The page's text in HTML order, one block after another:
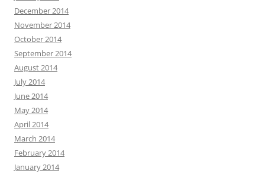
December 2014
November 2014
October 2014
September 2014
August 2014
July 2014
June 2014
May 2014
April 2014
March 2014
February 2014
January 2014